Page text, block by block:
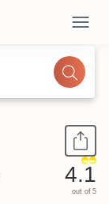
4.1
out of 5